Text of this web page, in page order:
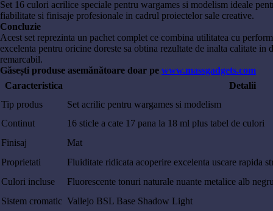
Set 16 culori acrilice speciale pentru wargames si modelism ideale
fiabilitate si finisaje profesionale in cadrul proiectelor sale creative.
Concluzie
Acest set reprezinta un pachet complet ce combina utilitatea cu
excelenta pentru oricine doreste sa obtina rezultate de inalta calitate
remarcabil.
Găsești produse asemănătoare doar pe www.massgadgets.com
Caracteristica
Detalii
Tip produs
Set acrilic pentru wargames si modelism
Continut
16 sticle a cate 17 pana la 18 ml plus tabel de culori
Finisaj
Mat
Proprietati
Fluiditate ridicata acoperire excelenta uscare rapida
Culori incluse
Fluorescente tonuri naturale nuante metalice alb
Sistem cromatic Vallejo BSL Base Shadow Light